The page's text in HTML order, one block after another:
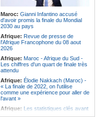
Agroalimentaire - Les
boissons locales conquièrent le
marché
Maroc: Gianni Infantino accusé
d'avoir promis la finale du Mondial
2030 au pays
Afrique: Revue de presse de
l'Afrique Francophone du 08 aout
2026
Afrique: Maroc - Afrique du Sud -
Les chiffres d'un quart de finale très
attendu
Afrique: Élodie Nakkach (Maroc) -
« La finale de 2022, on l'utilise
comme une expérience pour aller de
l'avant »
Afrique: Les statistiques clés avant